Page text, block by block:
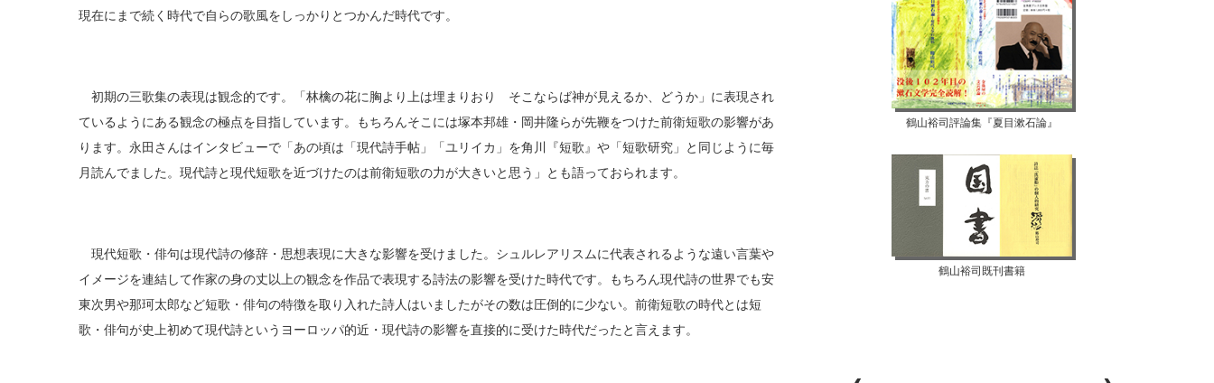
現在にまで続く時代で自らの歌風をしっかりとつかんだ時代です。
初期の三歌集の表現は観念的です。「林檎の花に胸より上は埋まりおり そこならば神が見えるか、どうか」に表現され
ているようにある観念の極点を目指しています。もちろんそこには塚本邦雄・岡井隆らが先鞭をつけた前衛短歌の影響があ
ります。永田さんはインタビューで「あの頃は「現代詩手帖」「ユリイカ」を角川『短歌』や「短歌研究」と同じように毎
月読んでました。現代詩と現代短歌を近づけたのは前衛短歌の力が大きいと思う」とも語っておられます。
現代短歌・俳句は現代詩の修辞・思想表現に大きな影響を受けました。シュルレアリスムに代表されるような遠い言葉や
イメージを連結して作家の身の丈以上の観念を作品で表現する詩法の影響を受けた時代です。もちろん現代詩の世界でも安
東次男や那珂太郎など短歌・俳句の特徴を取り入れた詩人はいましたがその数は圧倒的に少ない。前衛短歌の時代とは短
歌・俳句が史上初めて現代詩というヨーロッパ的近・現代詩の影響を直接的に受けた時代だったと言えます。
鶴山裕司評論集『夏目漱石論』
鶴山裕司既刊書籍